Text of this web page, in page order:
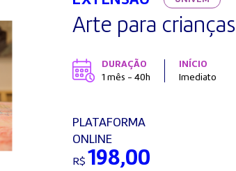
Arte para crianças
DURAÇÃO
1 mês - 40h
INÍCIO
Imediato
PLATAFORMA
ONLINE
R$ 198,00